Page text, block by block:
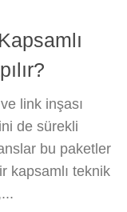
link inşası
de sürekli
bu paketler
kapsamlı teknik